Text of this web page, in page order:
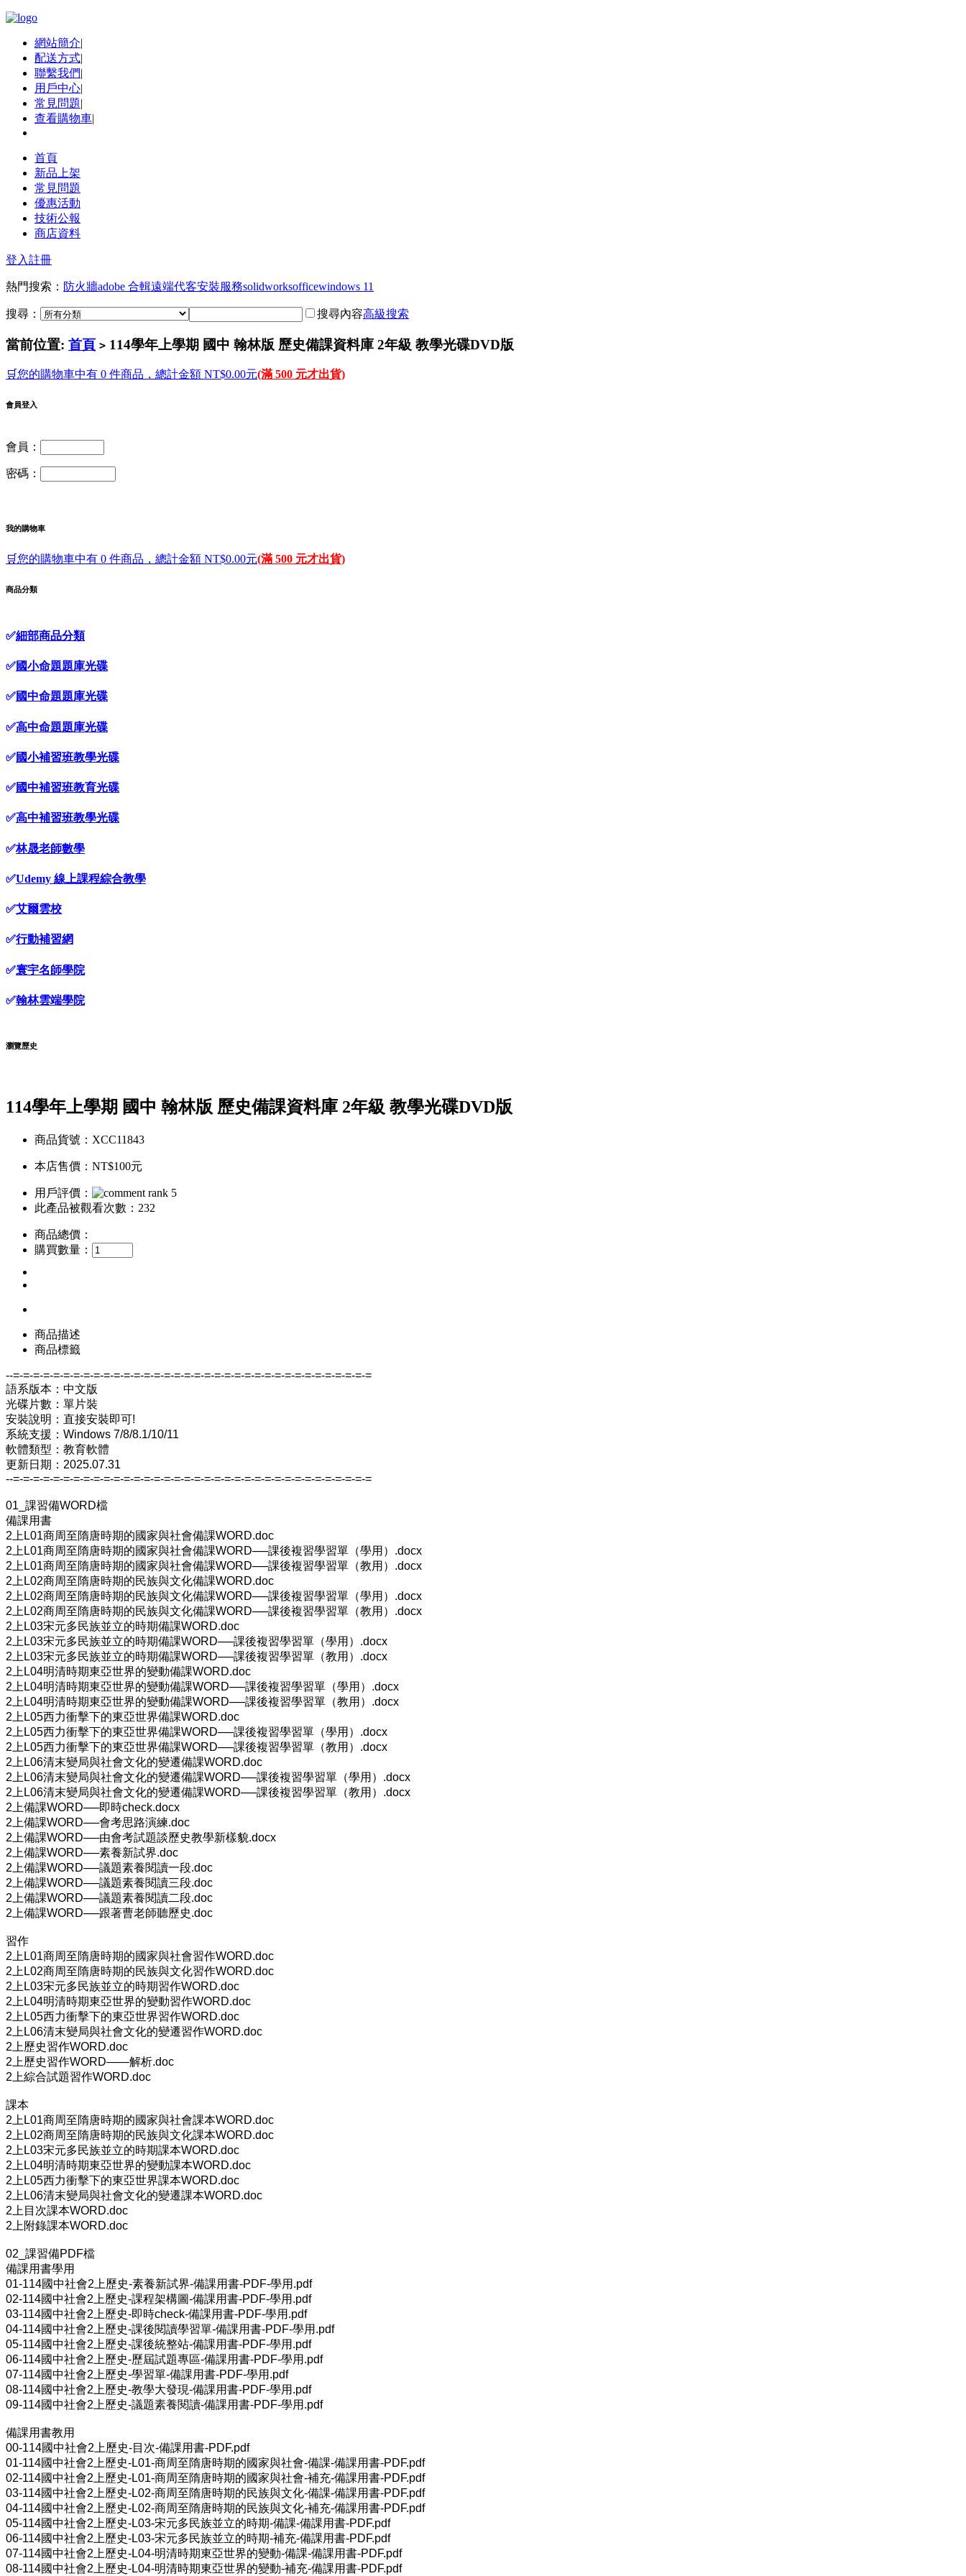
網站簡介|
配送方式|
聯繫我們|
用戶中心|
常見問題|
查看購物車|
首頁
新品上架
常見問題
優惠活動
技術公報
商店資料
登入註冊
熱門搜索： 防火牆adobe 合輯遠端代客安裝服務solidworksofficewindows 11
搜尋： 搜尋內容高級搜索
當前位置: 首頁 > 114學年上學期 國中 翰林版 歷史備課資料庫 2年級 教學光碟DVD版
🛒您的購物車中有 0 件商品，總計金額 NT$0.00元(滿 500 元才出貨)
會員登入
會員：
密碼：
我的購物車
🛒您的購物車中有 0 件商品，總計金額 NT$0.00元(滿 500 元才出貨)
商品分類
✅細部商品分類
✅國小命題題庫光碟
✅國中命題題庫光碟
✅高中命題題庫光碟
✅國小補習班教學光碟
✅國中補習班教育光碟
✅高中補習班教學光碟
✅林晟老師數學
✅Udemy 線上課程綜合教學
✅艾爾雲校
✅行動補習網
✅寰宇名師學院
✅翰林雲端學院
瀏覽歷史
114學年上學期 國中 翰林版 歷史備課資料庫 2年級 教學光碟DVD版
商品貨號：XCC11843
本店售價： NT$100元
用戶評價：
此產品被觀看次數：232
商品總價：
購買數量：
商品描述
商品標籤
--=-=-=-=-=-=-=-=-=-=-=-=-=-=-=-=-=-=-=-=-=-=-=-=-=-=-=-=-=-=-=-=-=-=-=-=
語系版本：中文版
光碟片數：單片裝
安裝說明：直接安裝即可!
系統支援：Windows 7/8/8.1/10/11
軟體類型：教育軟體
更新日期：2025.07.31
--=-=-=-=-=-=-=-=-=-=-=-=-=-=-=-=-=-=-=-=-=-=-=-=-=-=-=-=-=-=-=-=-=-=-=-=
01_課習備WORD檔
備課用書
2上L01商周至隋唐時期的國家與社會備課WORD.doc
2上L01商周至隋唐時期的國家與社會備課WORD──課後複習學習單（學用）.docx
2上L01商周至隋唐時期的國家與社會備課WORD──課後複習學習單（教用）.docx
2上L02商周至隋唐時期的民族與文化備課WORD.doc
2上L02商周至隋唐時期的民族與文化備課WORD──課後複習學習單（學用）.docx
2上L02商周至隋唐時期的民族與文化備課WORD──課後複習學習單（教用）.docx
2上L03宋元多民族並立的時期備課WORD.doc
2上L03宋元多民族並立的時期備課WORD──課後複習學習單（學用）.docx
2上L03宋元多民族並立的時期備課WORD──課後複習學習單（教用）.docx
2上L04明清時期東亞世界的變動備課WORD.doc
2上L04明清時期東亞世界的變動備課WORD──課後複習學習單（學用）.docx
2上L04明清時期東亞世界的變動備課WORD──課後複習學習單（教用）.docx
2上L05西力衝擊下的東亞世界備課WORD.doc
2上L05西力衝擊下的東亞世界備課WORD──課後複習學習單（學用）.docx
2上L05西力衝擊下的東亞世界備課WORD──課後複習學習單（教用）.docx
2上L06清末變局與社會文化的變遷備課WORD.doc
2上L06清末變局與社會文化的變遷備課WORD──課後複習學習單（學用）.docx
2上L06清末變局與社會文化的變遷備課WORD──課後複習學習單（教用）.docx
2上備課WORD──即時check.docx
2上備課WORD──會考思路演練.doc
2上備課WORD──由會考試題談歷史教學新樣貌.docx
2上備課WORD──素養新試界.doc
2上備課WORD──議題素養閱讀一段.doc
2上備課WORD──議題素養閱讀三段.doc
2上備課WORD──議題素養閱讀二段.doc
2上備課WORD──跟著曹老師聽歷史.doc
習作
2上L01商周至隋唐時期的國家與社會習作WORD.doc
2上L02商周至隋唐時期的民族與文化習作WORD.doc
2上L03宋元多民族並立的時期習作WORD.doc
2上L04明清時期東亞世界的變動習作WORD.doc
2上L05西力衝擊下的東亞世界習作WORD.doc
2上L06清末變局與社會文化的變遷習作WORD.doc
2上歷史習作WORD.doc
2上歷史習作WORD——解析.doc
2上綜合試題習作WORD.doc
課本
2上L01商周至隋唐時期的國家與社會課本WORD.doc
2上L02商周至隋唐時期的民族與文化課本WORD.doc
2上L03宋元多民族並立的時期課本WORD.doc
2上L04明清時期東亞世界的變動課本WORD.doc
2上L05西力衝擊下的東亞世界課本WORD.doc
2上L06清末變局與社會文化的變遷課本WORD.doc
2上目次課本WORD.doc
2上附錄課本WORD.doc
02_課習備PDF檔
備課用書學用
01-114國中社會2上歷史-素養新試界-備課用書-PDF-學用.pdf
02-114國中社會2上歷史-課程架構圖-備課用書-PDF-學用.pdf
03-114國中社會2上歷史-即時check-備課用書-PDF-學用.pdf
04-114國中社會2上歷史-課後閱讀學習單-備課用書-PDF-學用.pdf
05-114國中社會2上歷史-課後統整站-備課用書-PDF-學用.pdf
06-114國中社會2上歷史-歷屆試題專區-備課用書-PDF-學用.pdf
07-114國中社會2上歷史-學習單-備課用書-PDF-學用.pdf
08-114國中社會2上歷史-教學大發現-備課用書-PDF-學用.pdf
09-114國中社會2上歷史-議題素養閱讀-備課用書-PDF-學用.pdf
備課用書教用
00-114國中社會2上歷史-目次-備課用書-PDF.pdf
01-114國中社會2上歷史-L01-商周至隋唐時期的國家與社會-備課-備課用書-PDF.pdf
02-114國中社會2上歷史-L01-商周至隋唐時期的國家與社會-補充-備課用書-PDF.pdf
03-114國中社會2上歷史-L02-商周至隋唐時期的民族與文化-備課-備課用書-PDF.pdf
04-114國中社會2上歷史-L02-商周至隋唐時期的民族與文化-補充-備課用書-PDF.pdf
05-114國中社會2上歷史-L03-宋元多民族並立的時期-備課-備課用書-PDF.pdf
06-114國中社會2上歷史-L03-宋元多民族並立的時期-補充-備課用書-PDF.pdf
07-114國中社會2上歷史-L04-明清時期東亞世界的變動-備課-備課用書-PDF.pdf
08-114國中社會2上歷史-L04-明清時期東亞世界的變動-補充-備課用書-PDF.pdf